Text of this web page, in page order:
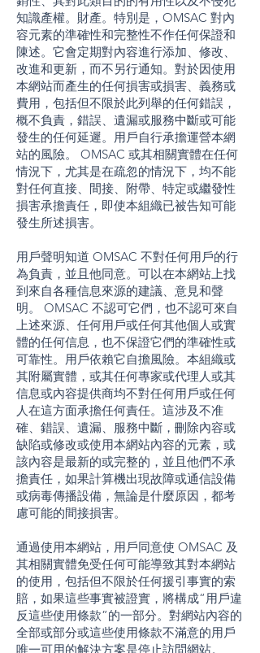
知識產權。財產。特別是，OMSAC 對內
容元素的準確性和完整性不作任何保證和
陳述。它會定期對內容進行添加、修改、
改進和更新，而不另行通知。對於因使用
本網站而產生的任何損害或損害、義務或
費用，包括但不限於此列舉的任何錯誤，
概不負責，錯誤、遺漏或服務中斷或可能
發生的任何延遲。用戶自行承擔運營本網
站的風險。 OMSAC 或其相關實體在任何
情況下，尤其是在疏忽的情況下，均不能
對任何直接、間接、附帶、特定或繼發性
損害承擔責任，即使本組織已被告知可能
發生所述損害。
用戶聲明知道 OMSAC 不對任何用戶的行
為負責，並且他同意。可以在本網站上找
到來自各種信息來源的建議、意見和聲
明。 OMSAC 不認可它們，也不認可來自
上述來源、任何用戶或任何其他個人或實
體的任何信息，也不保證它們的準確性或
可靠性。用戶依賴它自擔風險。本組織或
其附屬實體，或其任何專家或代理人或其
信息或內容提供商均不對任何用戶或任何
人在這方面承擔任何責任。這涉及不准
確、錯誤、遺漏、服務中斷，刪除內容或
缺陷或修改或使用本網站內容的元素，或
該內容是最新的或完整的，並且他們不承
擔責任，如果計算機出現故障或通信設備
或病毒傳播設備，無論是什麼原因，都考
慮可能的間接損害。
通過使用本網站，用戶同意使 OMSAC 及
其相關實體免受任何可能導致其對本網站
的使用，包括但不限於任何援引事實的索
賠，如果這些事實被證實，將構成“用戶違
反這些使用條款”的一部分。對網站內容的
全部或部分或這些使用條款不滿意的用戶
唯一可用的解決方案是停止訪問網站。